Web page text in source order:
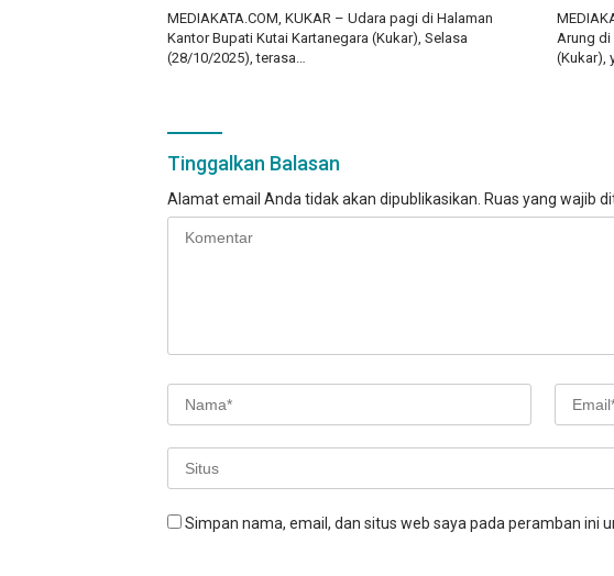
MEDIAKATA.COM, KUKAR – Udara pagi di Halaman
Kantor Bupati Kutai Kartanegara (Kukar), Selasa
(28/10/2025), terasa…
Arung di
(Kukar),
Tinggalkan Balasan
Alamat email Anda tidak akan dipublikasikan. Ruas yang wajib
Simpan nama, email, dan situs web saya pada peramban ini